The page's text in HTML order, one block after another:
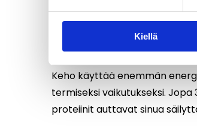
Kiellä
2. Syö riittävästi proteiinia
Keho käyttää enemmän
termiseksi vaikutukseksi. Jopa
proteiinit auttavat sinua